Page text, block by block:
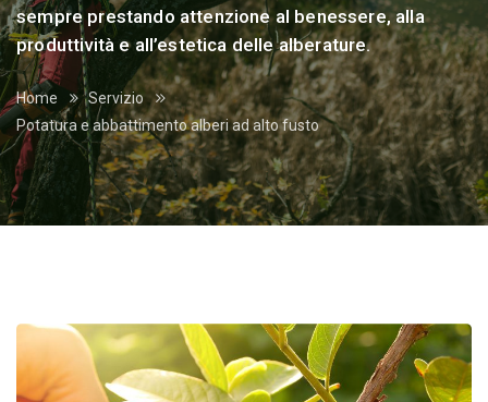
sempre prestando attenzione al benessere, alla
produttività e all’estetica delle alberature.
Home
Servizio
Potatura e abbattimento alberi ad alto fusto